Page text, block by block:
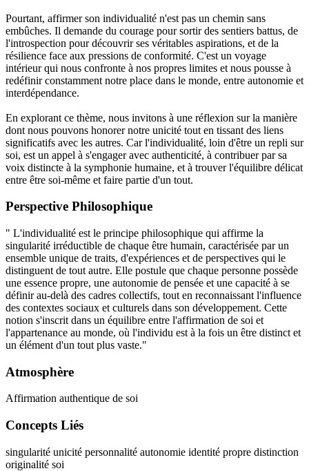
Pourtant, affirmer son individualité n'est pas un chemin sans
embûches. Il demande du courage pour sortir des sentiers battus, de
l'introspection pour découvrir ses véritables aspirations, et de la
résilience face aux pressions de conformité. C'est un voyage
intérieur qui nous confronte à nos propres limites et nous pousse à
redéfinir constamment notre place dans le monde, entre autonomie et
interdépendance.
En explorant ce thème, nous invitons à une réflexion sur la manière
dont nous pouvons honorer notre unicité tout en tissant des liens
significatifs avec les autres. Car l'individualité, loin d'être un repli sur
soi, est un appel à s'engager avec authenticité, à contribuer par sa
voix distincte à la symphonie humaine, et à trouver l'équilibre délicat
entre être soi-même et faire partie d'un tout.
Perspective Philosophique
" L'individualité est le principe philosophique qui affirme la
singularité irréductible de chaque être humain, caractérisée par un
ensemble unique de traits, d'expériences et de perspectives qui le
distinguent de tout autre. Elle postule que chaque personne possède
une essence propre, une autonomie de pensée et une capacité à se
définir au-delà des cadres collectifs, tout en reconnaissant l'influence
des contextes sociaux et culturels dans son développement. Cette
notion s'inscrit dans un équilibre entre l'affirmation de soi et
l'appartenance au monde, où l'individu est à la fois un être distinct et
un élément d'un tout plus vaste."
Atmosphère
Affirmation authentique de soi
Concepts Liés
singularité unicité personnalité autonomie identité propre distinction
originalité soi